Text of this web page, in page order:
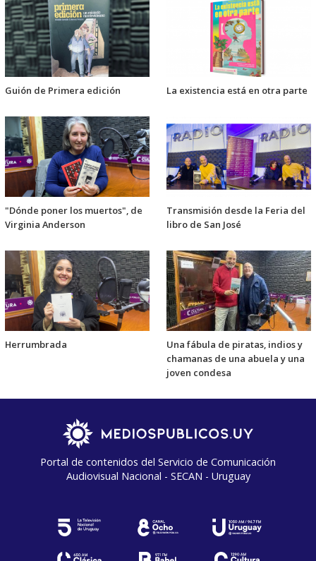
Guión de Primera edición La existencia está en otra parte
"Dónde poner los muertos", de
Virginia Anderson
Transmisión desde la Feria del
libro de San José
Herrumbrada
Una fábula de piratas, indios y
chamanas de una abuela y una
joven condesa
Portal de contenidos del Servicio de Comunicación
Audiovisual Nacional - SECAN - Uruguay